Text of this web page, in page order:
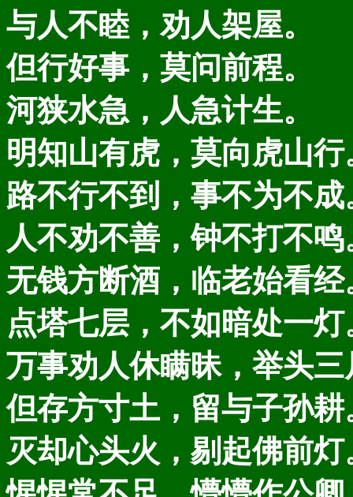
与人不睦，劝人架屋。
但行好事，莫问前程。
河狭水急，人急计生。
明知山有虎，莫向虎山行
路不行不到，事不为不成
人不劝不善，钟不打不鸣
无钱方断酒，临老始看经
点塔七层，不如暗处一灯
万事劝人休瞒昧，举头
但存方寸土，留与子孙耕
灭却心头火，剔起佛前灯